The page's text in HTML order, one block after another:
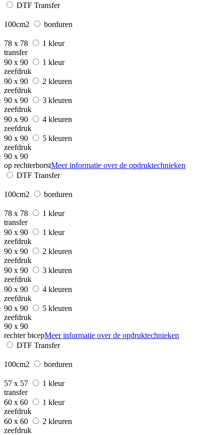
DTF Transfer
100cm2 borduren
78 x 78
1 kleur
transfer
90 x 90
1 kleur
zeefdruk
90 x 90
2 kleuren
zeefdruk
90 x 90
3 kleuren
zeefdruk
90 x 90
4 kleuren
zeefdruk
90 x 90
5 kleuren
zeefdruk
90 x 90
op rechterborstMeer informatie over de opdruktechnieken
DTF Transfer
100cm2 borduren
78 x 78
1 kleur
transfer
90 x 90
1 kleur
zeefdruk
90 x 90
2 kleuren
zeefdruk
90 x 90
3 kleuren
zeefdruk
90 x 90
4 kleuren
zeefdruk
90 x 90
5 kleuren
zeefdruk
90 x 90
rechter bicepMeer informatie over de opdruktechnieken
DTF Transfer
100cm2 borduren
57 x 57
1 kleur
transfer
60 x 60
1 kleur
zeefdruk
60 x 60
2 kleuren
zeefdruk